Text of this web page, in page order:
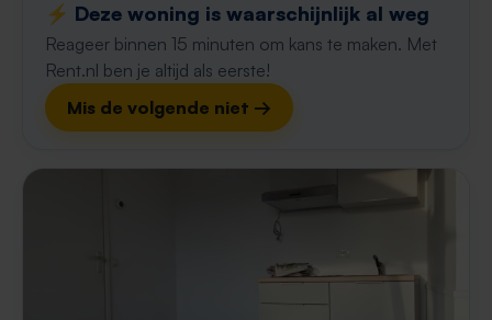
⚡️ Deze woning is waarschijnlijk al weg
Reageer binnen 15 minuten om kans te maken. Met
Rent.nl ben je altijd als eerste!
Mis de volgende niet →